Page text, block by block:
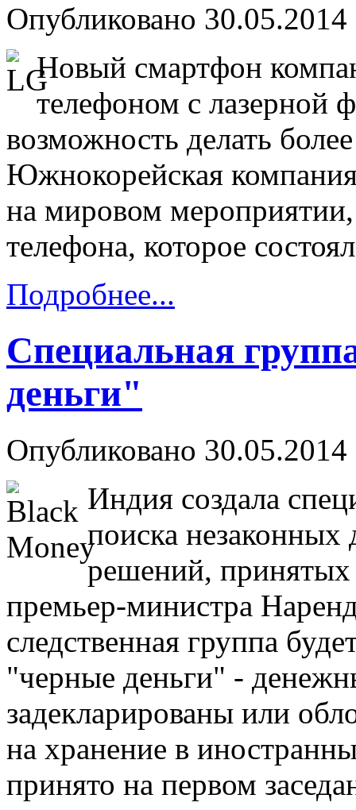
Опубликовано
Новый смартфон
телефоном с лазерной
возможность делать
Южнокорейская
на мировом
телефона, которое
Подробнее...
Специальная
деньги"
Опубликовано
Индия создала
поиска незаконных
решений, принятых
премьер-министра
следственная группа
"черные деньги" -
задекларированы или
на хранение в
принято на первом